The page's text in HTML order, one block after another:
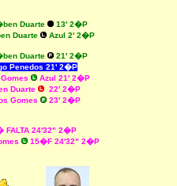
Duarte
13' 2�P
Duarte
Azul 2' 2�P
Duarte
21' 2�P
Penedos 21' 2�P
Azul 21' 2�P
Duarte
22' 2�P
Gomes
23' 2�P
FALTA 24'32" 2�P
15�F 24'32" 2�P